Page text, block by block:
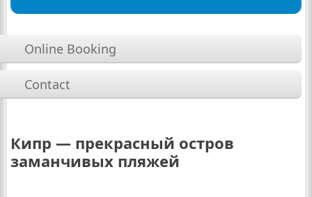
Online Booking
Contact
Кипр — прекрасный остров
заманчивых пляжей